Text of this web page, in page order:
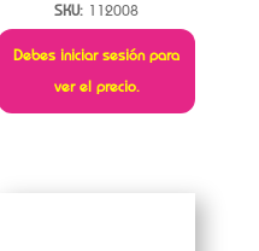
SKU: 112008
Debes iniciar sesión para
ver el precio.